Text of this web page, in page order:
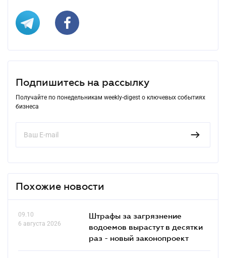
Подпишитесь на рассылку
Получайте по понедельникам weekly-digest о ключевых событиях
бизнеса
Похожие новости
09.10
6 августа 2026
Штрафы за загрязнение
водоемов вырастут в десятки
раз - новый законопроект